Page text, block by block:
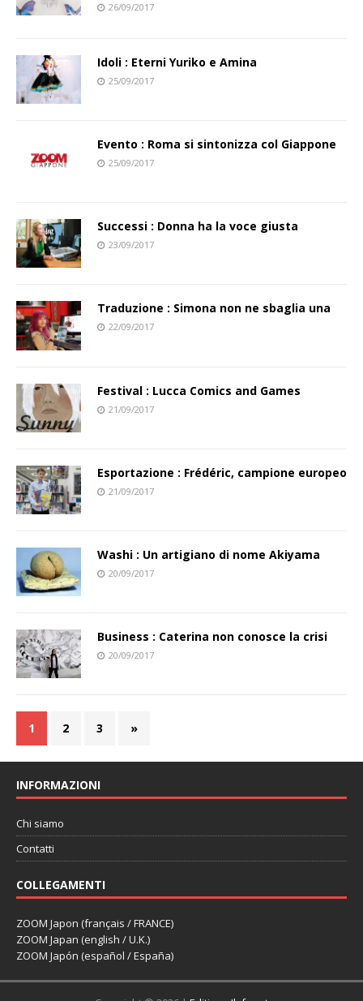
26/09/2017
Idoli : Eterni Yuriko e Amina
25/09/2017
Evento : Roma si sintonizza col Giappone
25/09/2017
Successi : Donna ha la voce giusta
23/09/2017
Traduzione : Simona non ne sbaglia una
22/09/2017
Festival : Lucca Comics and Games
21/09/2017
Esportazione : Frédéric, campione europeo
21/09/2017
Washi : Un artigiano di nome Akiyama
20/09/2017
Business : Caterina non conosce la crisi
20/09/2017
1 2 3 »
INFORMAZIONI
Chi siamo
Contatti
COLLEGAMENTI
ZOOM Japon (français / FRANCE)
ZOOM Japan (english / U.K.)
ZOOM Japón (español / España)